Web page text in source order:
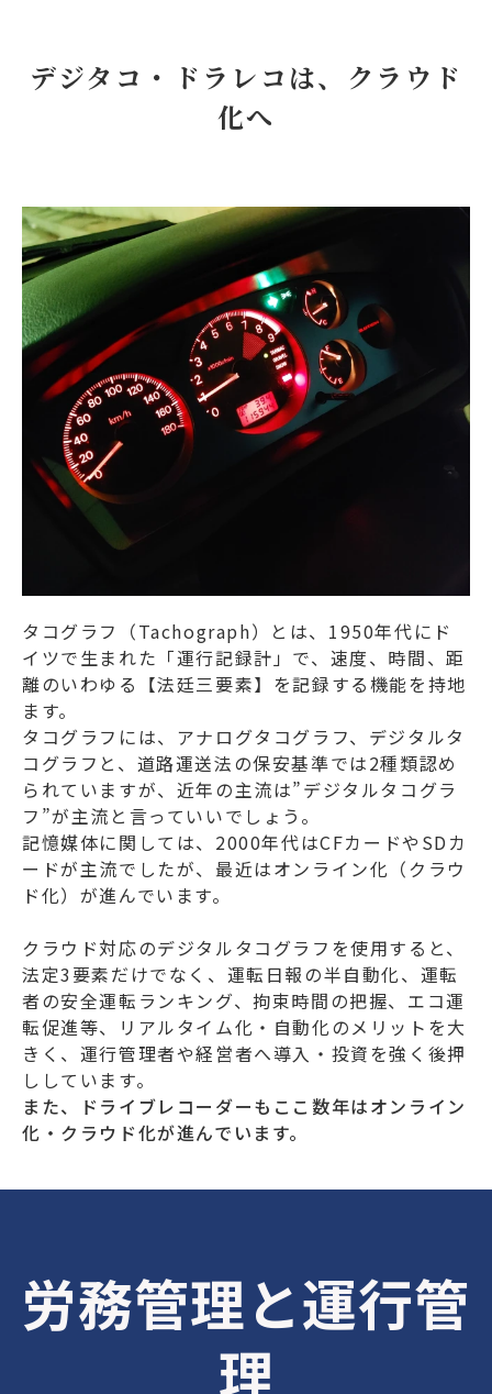
デジタコ・ドラレコは、クラウド
化へ
タコグラフ（Tachograph）とは、1950年代にド
イツで生まれた「運行記録計」で、速度、時間、距
離のいわゆる【法廷三要素】を記録する機能を持地
ます。
タコグラフには、アナログタコグラフ、デジタルタ
コグラフと、道路運送法の保安基準では2種類認め
られていますが、近年の主流は”デジタルタコグラ
フ”が主流と言っていいでしょう。
記憶媒体に関しては、2000年代はCFカードやSDカ
ードが主流でしたが、最近はオンライン化（クラウ
ド化）が進んでいます。
クラウド対応のデジタルタコグラフを使用すると、
法定3要素だけでなく、運転日報の半自動化、運転
者の安全運転ランキング、拘束時間の把握、エコ運
転促進等、リアルタイム化・自動化のメリットを大
きく、運行管理者や経営者へ導入・投資を強く後押
ししています。
また、ドライブレコーダーもここ数年はオンライン
化・クラウド化が進んでいます。
労務管理と運行管
理